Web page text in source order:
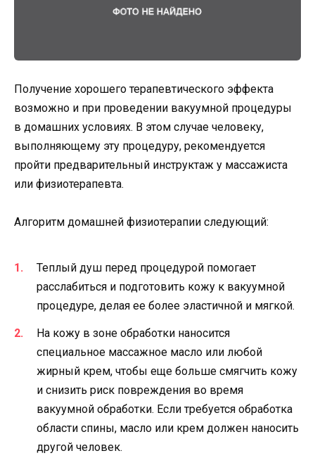
Получение хорошего терапевтического эффекта
возможно и при проведении вакуумной процедуры
в домашних условиях. В этом случае человеку,
выполняющему эту процедуру, рекомендуется
пройти предварительный инструктаж у массажиста
или физиотерапевта.
Алгоритм домашней физиотерапии следующий:
Теплый душ перед процедурой помогает
расслабиться и подготовить кожу к вакуумной
процедуре, делая ее более эластичной и мягкой.
На кожу в зоне обработки наносится
специальное массажное масло или любой
жирный крем, чтобы еще больше смягчить кожу
и снизить риск повреждения во время
вакуумной обработки. Если требуется обработка
области спины, масло или крем должен наносить
другой человек.